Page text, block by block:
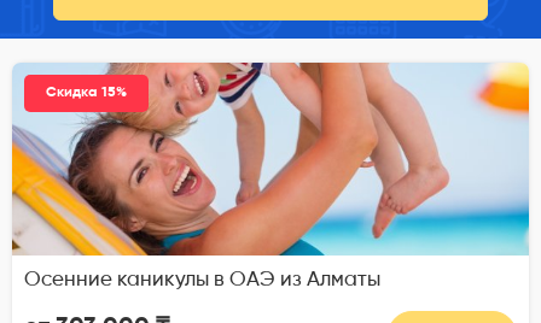
Скидка 15%
Осенние каникулы в ОАЭ из Алматы